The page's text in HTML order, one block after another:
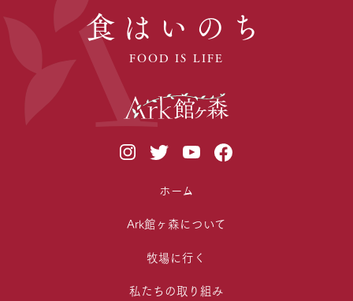
食はいのち
FOOD IS LIFE
ホーム
Ark館ヶ森について
牧場に行く
私たちの取り組み